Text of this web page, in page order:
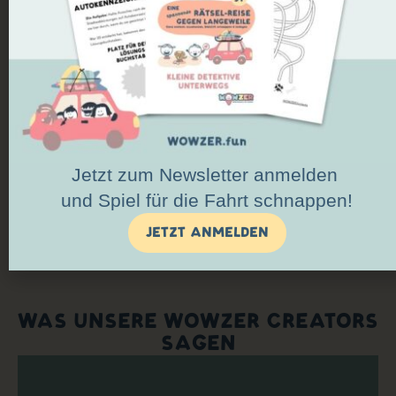
einzelnen Stimmen ein starkes Netzwerk wird:
Monatliche Calls & Workshops
Content-Vorlagen & KI-Tools
Austausch in einer inspirierenden Community
MEHR ÜBER DEN WOWZER CREATORS CLUB
ERFAHREN
WAS UNSERE WOWZER CREATORS
SAGEN
Jetzt zum Newsletter anmelden
und Spiel für die Fahrt schnappen!
JETZT ANMELDEN